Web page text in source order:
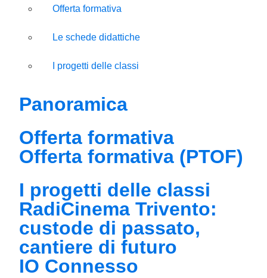
Offerta formativa
Le schede didattiche
I progetti delle classi
Panoramica
Offerta formativa
Offerta formativa (PTOF)
I progetti delle classi
RadiCinema Trivento:
custode di passato,
cantiere di futuro
IO Connesso